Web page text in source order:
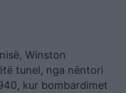
Winston
tunel, nga nëntori
kur bombardimet